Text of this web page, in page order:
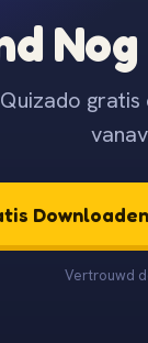
Downloaden
Vertrouwd